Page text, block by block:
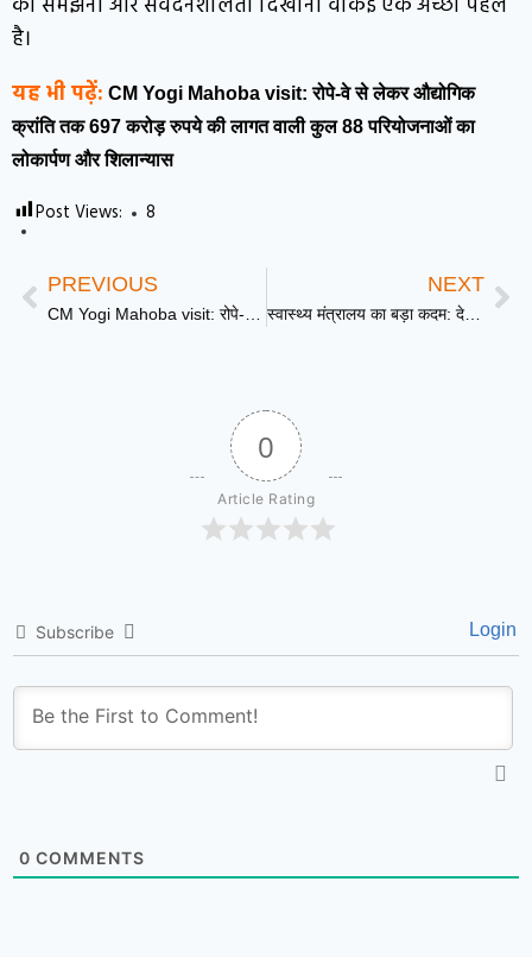
है।
यह भी पढ़ें: CM Yogi Mahoba visit: रोपे-वे से लेकर औद्योगिक
क्रांति तक 697 करोड़ रुपये की लागत वाली कुल 88 परियोजनाओं का
लोकार्पण और शिलान्यास
Post Views: 8
PREVIOUS
CM Yogi Mahoba visit: रोपे-वे से लेकर औद्योगिक क्रांति तक 697 करोड़ रुपये की लागत वाली कुल 88 परियोजनाओं का लोकार्पण और शिलान्यास
NEXT
स्वास्थ्य मंत्रालय का बड़ा कदम: देश में 16 FDC दवाओं पर लगी रोक, मरीजों की सुरक्षा के लिए सरकार ने लिया बड़ा फैसला
0
Article Rating
Subscribe Login
0 COMMENTS